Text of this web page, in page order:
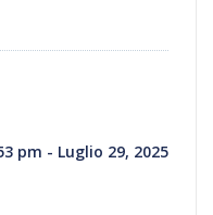
pm - Luglio 29, 2025